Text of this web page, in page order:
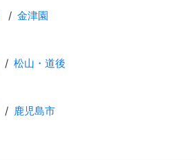
金津園
松山・道後
鹿児島市